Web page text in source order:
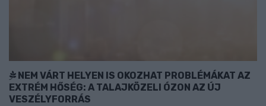
NEM VÁRT HELYEN IS OKOZHAT PROBLÉMÁKAT AZ
EXTRÉM HŐSÉG: A TALAJKÖZELI ÓZON AZ ÚJ
VESZÉLYFORRÁS